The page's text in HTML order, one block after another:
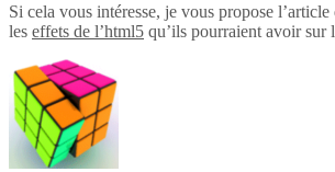
Si cela vous intéresse, je vous propose
les effets de l’html5 qu’ils pourraient avoir sur